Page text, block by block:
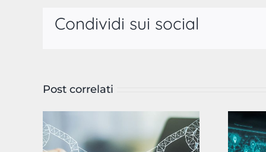
Condividi sui social
Post correlati